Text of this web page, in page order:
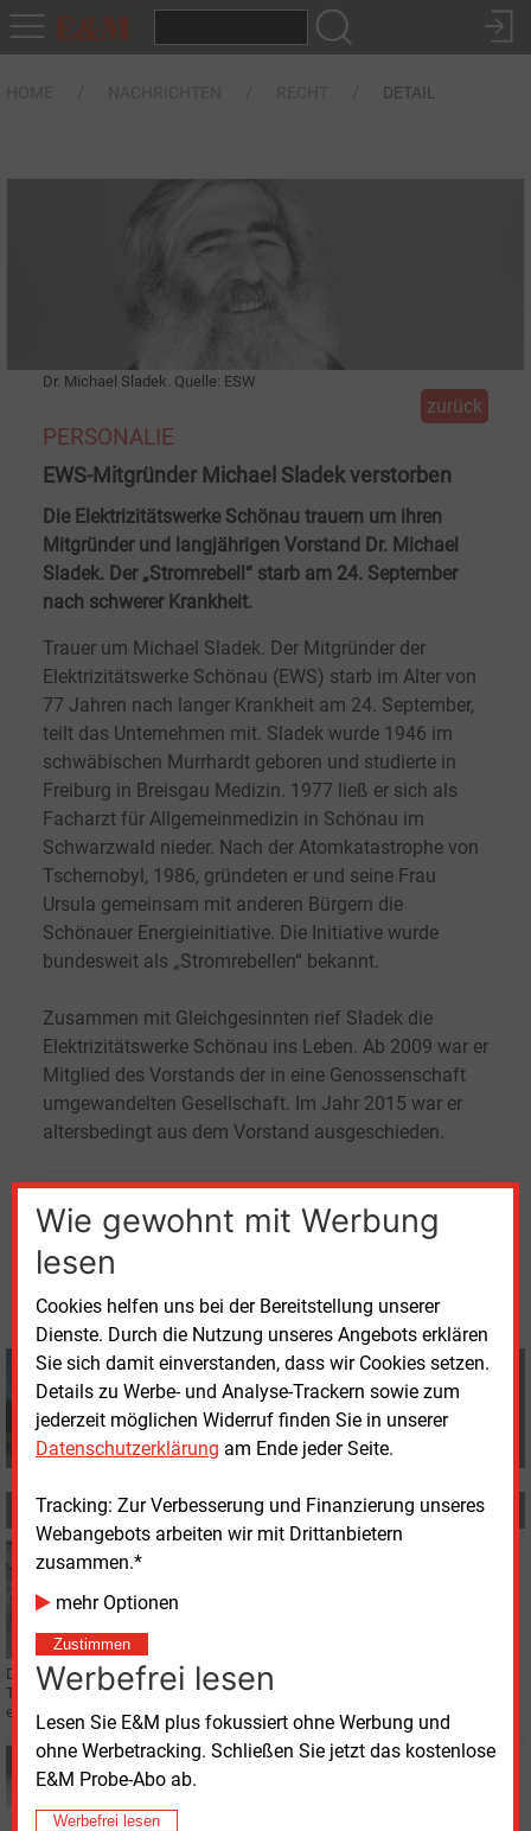
DETAIL
Wie gewohnt mit Werbung
lesen
Cookies helfen uns bei der Bereitstellung unserer
Dienste. Durch die Nutzung unseres Angebots erklären
Sie sich damit einverstanden, dass wir Cookies setzen.
Details zu Werbe- und Analyse-Trackern sowie zum
jederzeit möglichen Widerruf finden Sie in unserer
Datenschutzerklärung am Ende jeder Seite.
Tracking: Zur Verbesserung und Finanzierung unseres
Webangebots arbeiten wir mit Drittanbietern
zusammen.*
mehr Optionen
Zustimmen
Werbefrei lesen
Lesen Sie E&M plus fokussiert ohne Werbung und
ohne Werbetracking. Schließen Sie jetzt das kostenlose
E&M Probe-Abo ab.
Werbefrei lesen
Dr. Michael Sladek. Quelle: ESW
zurück
PERSONALIE
EWS-Mitgründer Michael Sladek verstorben
Die Elektrizitätswerke Schönau trauern um ihren
Mitgründer und langjährigen Vorstand Dr. Michael
Sladek. Der „Stromrebell“ starb am 24. September
nach schwerer Krankheit.
Trauer um Michael Sladek. Der Mitgründer der
Elektrizitätswerke Schönau (EWS) starb im Alter von
77 Jahren nach langer Krankheit am 24. September,
teilt das Unternehmen mit. Sladek wurde 1946 im
schwäbischen Murrhardt geboren und studierte in
Freiburg in Breisgau Medizin. 1977 ließ er sich als
Facharzt für Allgemeinmedizin in Schönau im
Schwarzwald nieder. Nach der Atomkatastrophe von
Tschernobyl, 1986, gründeten er und seine Frau
Ursula gemeinsam mit anderen Bürgern die
Schönauer Energieinitiative. Die Initiative wurde
bundesweit als „Stromrebellen“ bekannt.
Zusammen mit Gleichgesinnten rief Sladek die
Elektrizitätswerke Schönau ins Leben. Ab 2009 war er
Mitglied des Vorstands der in eine Genossenschaft
umgewandelten Gesellschaft. Im Jahr 2015 war er
altersbedingt aus dem Vorstand ausgeschieden.
Mittwoch, 25.09.2024, 15:24 Uhr
Manfred Fischer
© 2026 Energie & Management GmbH
Manfred Fischer
+49 (0) 8152 9311 0
info@energie-und-management.de
MEHR ZUM THEMA
Bund will für alle Zwischenlager Verlängerung
beantragen
Das Salzbergwerk Gorleben im Wendland ist als Endlager für Atommüll vom
Tisch. Doch der Rückbau verzögert sich. Daher will Niedersachsen zügig
einen Schlussstrich ziehen.
Dienstag, 4.08.2026, 09:50
E&M PERSONALIE
Neue Offshore-Chefin bei Vestas